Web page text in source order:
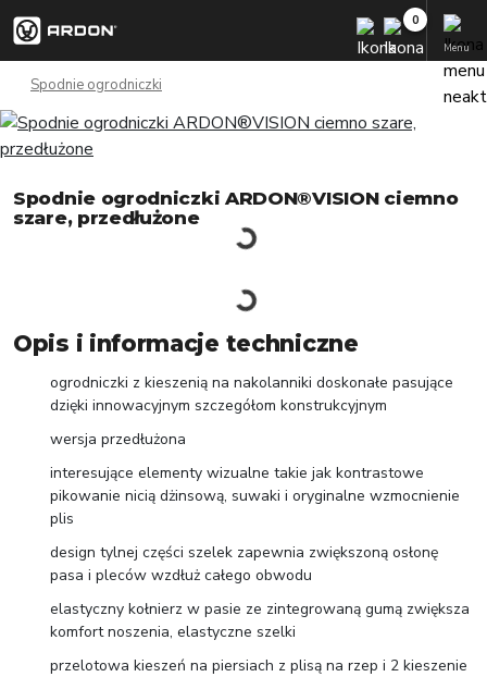
Menu
Spodnie ogrodniczki
Spodnie ogrodniczki ARDON®VISION ciemno
szare, przedłużone
Opis i informacje techniczne
ogrodniczki z kieszenią na nakolanniki doskonałe pasujące
dzięki innowacyjnym szczegółom konstrukcyjnym
wersja przedłużona
interesujące elementy wizualne takie jak kontrastowe
pikowanie nicią dżinsową, suwaki i oryginalne wzmocnienie
plis
design tylnej części szelek zapewnia zwiększoną osłonę
pasa i pleców wzdłuż całego obwodu
elastyczny kołnierz w pasie ze zintegrowaną gumą zwiększa
komfort noszenia, elastyczne szelki
przelotowa kieszeń na piersiach z plisą na rzep i 2 kieszenie